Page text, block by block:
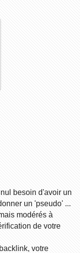
besoin d'avoir un
un 'pseudo' ...
modérés à
de votre
votre